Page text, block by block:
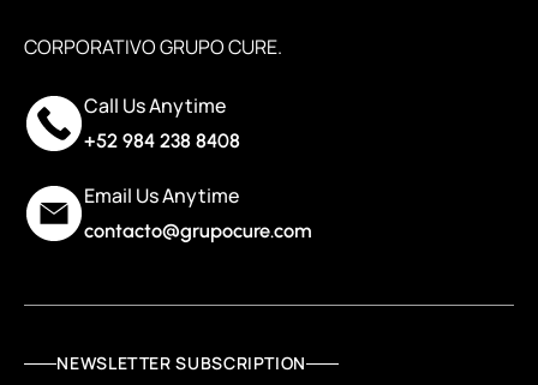
CORPORATIVO GRUPO CURE.
Call Us Anytime
+52 984 238 8408
Email Us Anytime
contacto@grupocure.com
NEWSLETTER SUBSCRIPTION